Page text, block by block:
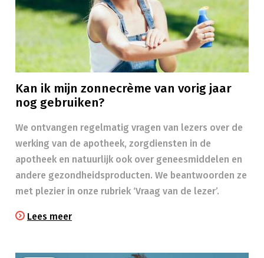
Kan ik mijn zonnecrème van vorig jaar
nog gebruiken?
We ontvangen regelmatig vragen van lezers over de
werking van de apotheek, zorgdiensten in de
apotheek en natuurlijk ook over geneesmiddelen en
andere gezondheidsproducten. We beantwoorden ze
met plezier in onze rubriek ‘Vraag van de lezer’.
Lees meer